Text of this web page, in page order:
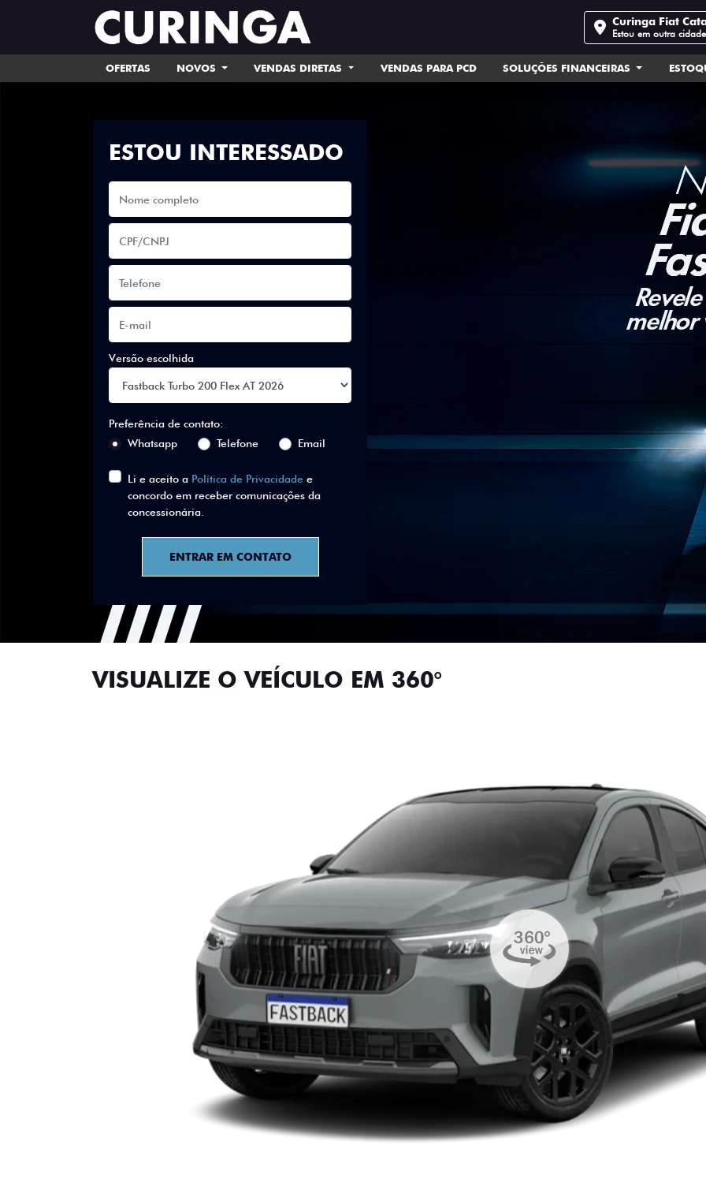
Curinga Fiat
Estou em outra cidade
OFERTAS NOVOS VENDAS DIRETAS VENDAS PARA PCD SOLUÇÕES FINANCEIRAS
ESTOU INTERESSADO
Versão escolhida
Preferência de contato:
Whatsapp
Telefone Email
Li e aceito a Política de Privacidade e
concordo em receber comunicações da
concessionária.
ENTRAR EM CONTATO
VISUALIZE O VEÍCULO EM 360°